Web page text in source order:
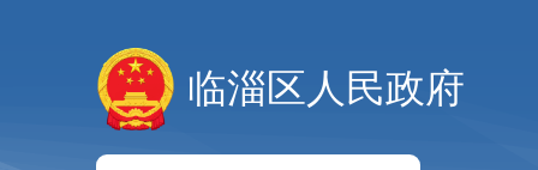
临淄区人民政府